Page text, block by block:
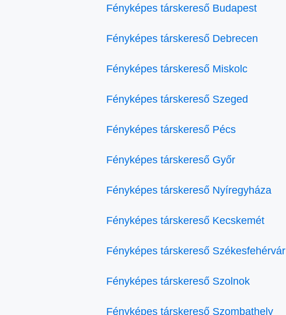
Fényképes társkereső Budapest
Fényképes társkereső Debrecen
Fényképes társkereső Miskolc
Fényképes társkereső Szeged
Fényképes társkereső Pécs
Fényképes társkereső Győr
Fényképes társkereső Nyíregyháza
Fényképes társkereső Kecskemét
Fényképes társkereső Székesfehérvár
Fényképes társkereső Szolnok
Fényképes társkereső Szombathely